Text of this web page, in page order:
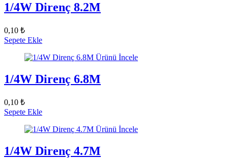
1/4W Direnç 8.2M
0,10 ₺
Sepete Ekle
Ürünü İncele
1/4W Direnç 6.8M
0,10 ₺
Sepete Ekle
Ürünü İncele
1/4W Direnç 4.7M